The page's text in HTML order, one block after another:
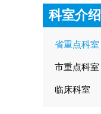
科室介绍
省重点科室
市重点科室
临床科室